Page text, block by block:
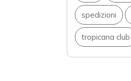
spedizioni
tropicana club